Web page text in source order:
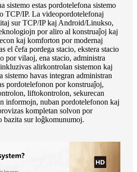
sistemo estas pordotelefona sistemo
TCP/IP. La videopordotelefonaj
sur TCP/IP kaj Android/Linukso,
por aliro al konstruaĵoj kaj
kaj komforton por modernaj
el ĉefa pordega stacio, ekstera stacio
por vilaoj, ena stacio, administra
alirkontrolan sistemon kaj
havas integran administran
pordotelefonon por konstruaĵoj,
liftokontrolon, sekurecan
informojn, nuban pordotelefonon kaj
kompletan solvon por
bazita sur loĝkomunumoj.